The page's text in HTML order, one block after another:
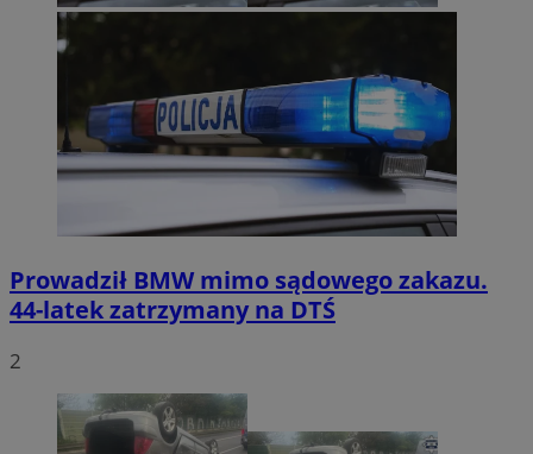
Prowadził BMW mimo sądowego zakazu.
44-latek zatrzymany na DTŚ
2